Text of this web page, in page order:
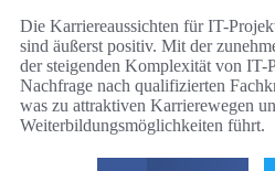
Die Karriereaussichten für IT-
sind äußerst positiv. Mit der
der steigenden Komplexität von IT-
Nachfrage nach qualifizierten
was zu attraktiven Karrierewegen
Weiterbildungsmöglichkeiten führt.